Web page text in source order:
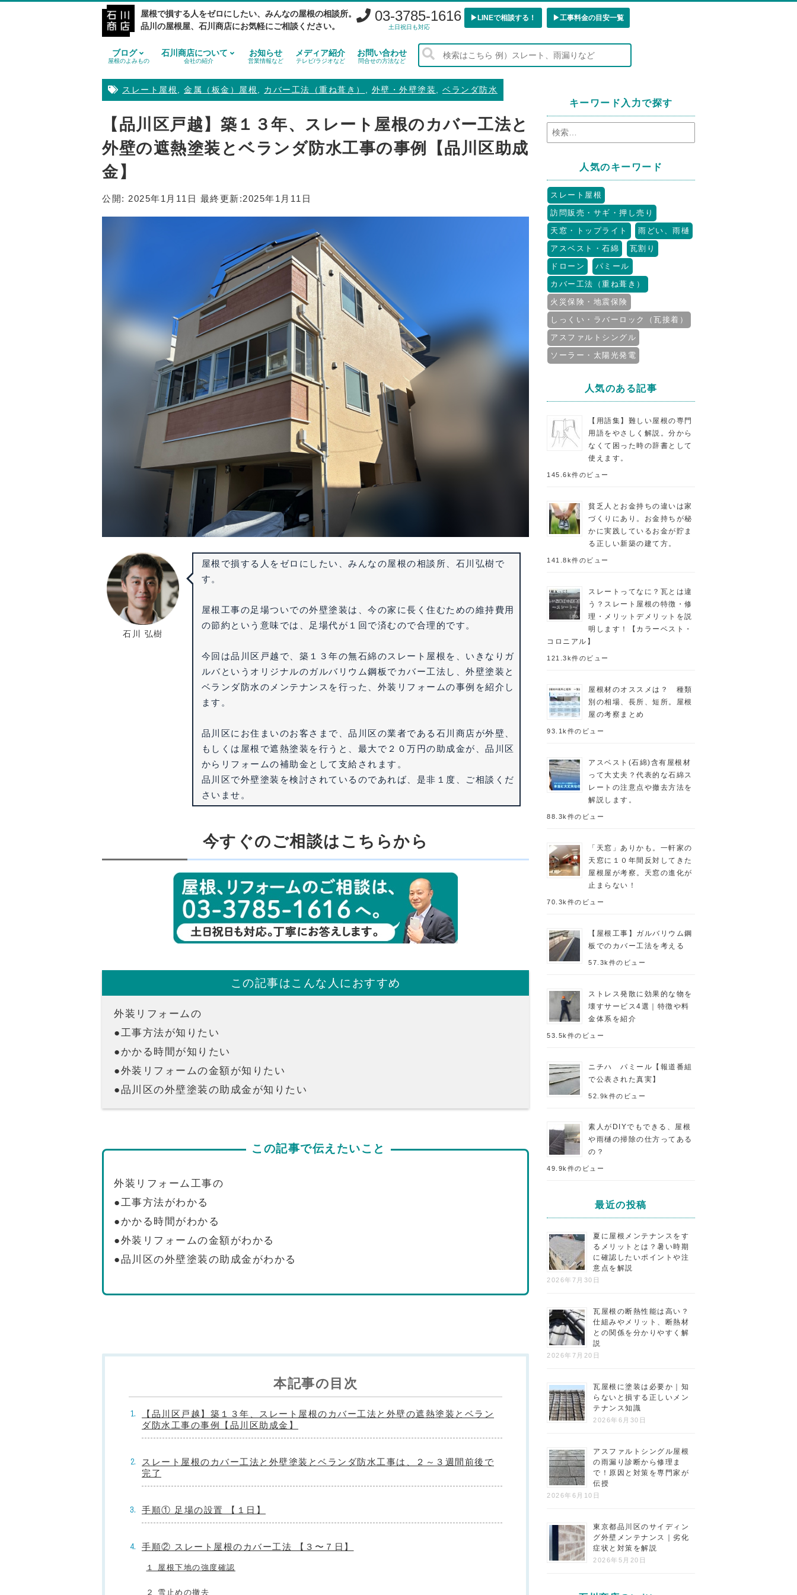
屋根で損する人をゼロにしたい、みんなの屋根の相談所。
品川の屋根屋、石川商店にお気軽にご相談ください。
03-3785-1616
土日祝日も対応
▶︎LINEで相談する！ ▶︎工事料金の目安一覧
ブログ
屋根のよみもの
石川商店について
会社の紹介
お知らせ
営業情報など
メディア紹介
テレビ/ラジオなど
お問い合わせ
問合せの方法など
スレート屋根 , 金属（板金）屋根 , カバー工法（重ね葺き） , 外壁・外壁塗装 , ベランダ防水
【品川区戸越】築１３年、スレート屋根のカバー工法と
外壁の遮熱塗装とベランダ防水工事の事例【品川区助成
金】
公開: 2025年1月11日 最終更新:2025年1月11日
石川 弘樹
屋根で損する人をゼロにしたい、みんなの屋根の相談所、石川弘樹で
す。
屋根工事の足場ついでの外壁塗装は、今の家に長く住むための維持費用
の節約という意味では、足場代が１回で済むので合理的です。
今回は品川区戸越 で、築１３年の無石綿のスレート屋根を、いきなりガ
ルバというオリジナルのガルバリウム鋼板でカバー工法し、外壁塗装と
ベランダ防水のメンテナンスを行った、外装リフォームの事例を紹介し
ます。
品川区にお住まいのお客さまで、品川区の業者である石川商店が外壁、
もしくは屋根で遮熱塗装を行うと、最大で２０万円の助成金が、品川区
からリフォームの補助金として支給されます。
品川区で外壁塗装を検討されているのであれば、是非１度、ご相談くだ
さいませ。
今すぐのご相談はこちらから
この記事はこんな人におすすめ
外装リフォームの
●工事方法が知りたい
●かかる時間が知りたい
●外装リフォームの金額が知りたい
●品川区の外壁塗装の助成金が知りたい
この記事で伝えたいこと
外装リフォーム工事の
●工事方法がわかる
●かかる時間がわかる
●外装リフォームの金額がわかる
●品川区の外壁塗装の助成金がわかる
本記事の目次
【品川区戸越】築１３年、スレート屋根のカバー工法と外壁の遮熱塗装とベラン
ダ防水工事の事例【品川区助成金】
スレート屋根のカバー工法と外壁塗装とベランダ防水工事は、２～３週間前後で
完了
手順① 足場の設置 【１日】
手順② スレート屋根のカバー工法 【３〜７日】
１ 屋根下地の強度確認
２ 雪止めの撤去
キーワード入力で探す
人気のキーワード
スレート屋根
訪問販売・サギ・押し売り
天窓・トップライト
雨どい、雨樋
アスベスト・石綿
瓦割り
ドローン
パミール
カバー工法（重ね葺き）
火災保険・地震保険
しっくい・ラバーロック（瓦接着）
アスファルトシングル
ソーラー・太陽光発電
人気のある記事
【用語集】難しい屋根の専門
用語をやさしく解説。分から
なくて困った時の辞書として
使えます。
145.6k件のビュー
貧乏人とお金持ちの違いは家
づくりにあり。お金持ちが秘
かに実践しているお金が貯ま
る正しい新築の建て方。
141.8k件のビュー
スレートってなに？瓦とは違
う？スレート屋根の特徴・修
理・メリットデメリットを説
明します！【カラーベスト・
コロニアル】
121.3k件のビュー
屋根材のオススメは？ 種類
別の相場、長所、短所。屋根
屋の考察まとめ
93.1k件のビュー
アスベスト(石綿)含有屋根材
って大丈夫？代表的な石綿ス
レートの注意点や撤去方法を
解説します。
88.3k件のビュー
「天窓」ありかも。一軒家の
天窓に１０年間反対してきた
屋根屋が考察。天窓の進化が
止まらない！
70.3k件のビュー
【屋根工事】ガルバリウム鋼
板でのカバー工法を考える
57.3k件のビュー
ストレス発散に効果的な物を
壊すサービス4選｜特徴や料
金体系を紹介
53.5k件のビュー
ニチハ パミール【報道番組
で公表された真実】
52.9k件のビュー
素人がDIYでもできる、屋根
や雨樋の掃除の仕方ってある
の？
49.9k件のビュー
最近の投稿
夏に屋根メンテナンスをす
るメリットとは？暑い時期
に確認したいポイントや注
意点を解説
2026年7月30日
瓦屋根の断熱性能は高い？
仕組みやメリット、断熱材
との関係を分かりやすく解
説
2026年7月20日
瓦屋根に塗装は必要か｜知
らないと損する正しいメン
テナンス知識
2026年6月30日
アスファルトシングル屋根
の雨漏り診断から修理ま
で！原因と対策を専門家が
伝授
2026年6月10日
東京都品川区のサイディン
グ外壁メンテナンス｜劣化
症状と対策を解説
2026年5月20日